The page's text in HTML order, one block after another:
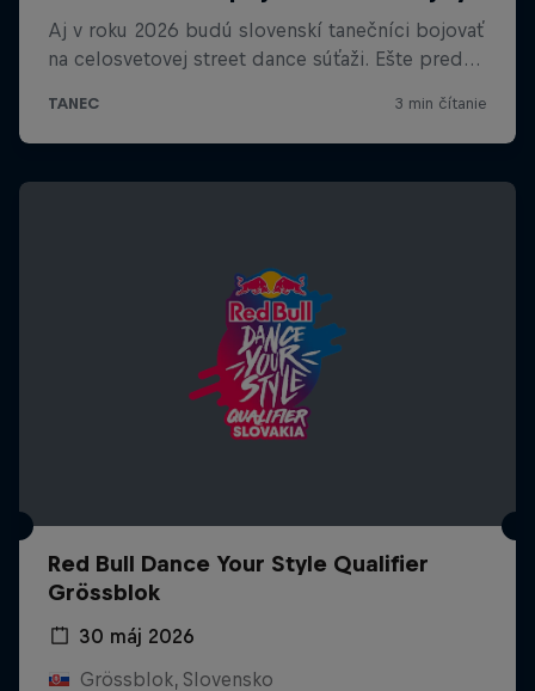
Red Bull Dance Your Style Qualifier
Grössblok
30 máj 2026
Grössblok, Slovensko